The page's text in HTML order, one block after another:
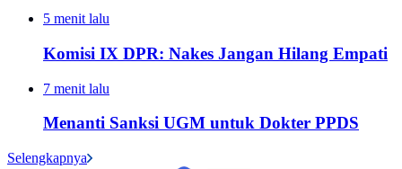
5 menit lalu
Komisi IX DPR: Nakes Jangan Hilang Empati
7 menit lalu
Menanti Sanksi UGM untuk Dokter PPDS
Selengkapnya